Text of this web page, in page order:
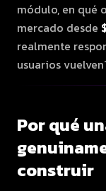
módulo, en qué
mercado desde
realmente
usuarios
Por qué
construir